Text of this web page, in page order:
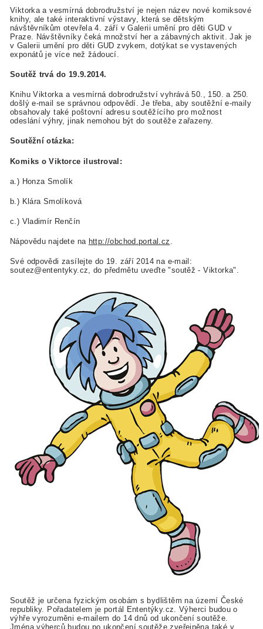
Viktorka a vesmírná dobrodružství je nejen název nové komiksové
knihy, ale také interaktivní výstavy, která se dětským
návštěvníkům otevřela 4. září v Galerii umění pro děti GUD v
Praze. Návštěvníky čeká množství her a zábavných aktivit. Jak je
v Galerii umění pro děti GUD zvykem, dotýkat se vystavených
exponátů je více než žádoucí.
Soutěž trvá do 19.9.2014.
Knihu Viktorka a vesmírná dobrodružství vyhrává 50., 150. a 250.
došlý e-mail se správnou odpovědí. Je třeba, aby soutěžní e-maily
obsahovaly také poštovní adresu soutěžícího pro možnost
odeslání výhry, jinak nemohou být do soutěže zařazeny.
Soutěžní otázka:
Komiks o Viktorce ilustroval:
a.) Honza Smolík
b.) Klára Smolíková
c.) Vladimír Renčín
Nápovědu najdete na http://obchod.portal.cz .
Své odpovědi zasílejte do 19. září 2014 na e-mail:
soutez@ententyky.cz, do předmětu uveďte "soutěž - Viktorka".
Soutěž je určena fyzickým osobám s bydlištěm na území České
republiky. Pořadatelem je portál Ententýky.cz. Výherci budou o
výhře vyrozuměni e-mailem do 14 dnů od ukončení soutěže.
Jména výherců budou po ukončení soutěže zveřejněna také v